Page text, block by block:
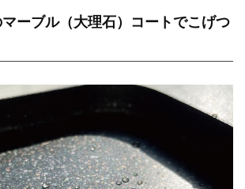
ーブル（大理石）コートでこげつ